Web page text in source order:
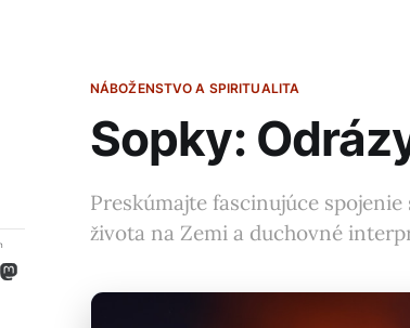
NÁBOŽENSTVO A SPIRITUALITA
Sopky:
Preskúmajte fascinujúce
života na Zemi a duchovné
Mastodon